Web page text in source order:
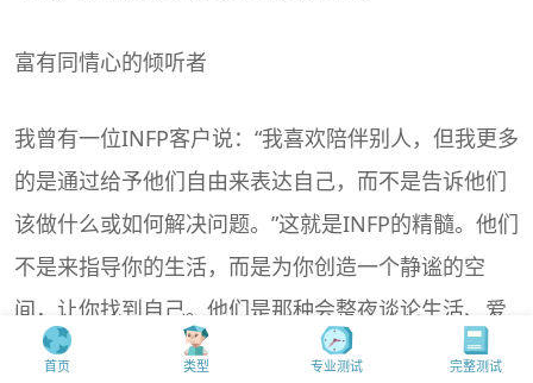
富有同情心的倾听者
我曾有一位INFP客户说：“我喜欢陪伴别人，但我更多
的是通过给予他们自由来表达自己，而不是告诉他们
该做什么或如何解决问题。”这就是INFP的精髓。他们
不是来指导你的生活，而是为你创造一个静谧的空
间，让你找到自己。他们是那种会整夜谈论生活、爱
情和宇宙的朋友，让你觉得自己以一种你从未想过的
首页 类型 专业测试 完整测试